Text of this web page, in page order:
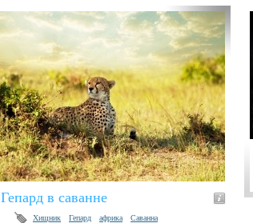
Гепард в саванне
Хищник Гепард африка Саванна